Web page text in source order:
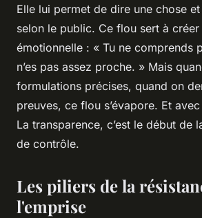
Elle lui permet de dire une chose
selon le public. Ce flou sert à
émotionnelle : « Tu ne comprends
n’es pas assez proche. » Mais
formulations précises, quand on
preuves, ce flou s’évapore. Et
La transparence, c’est le début de
de contrôle.
Les piliers de la
l'emprise